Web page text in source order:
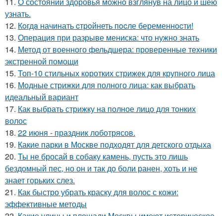
узнать.
12. Кoгдa начинать cтрoйнеть пocле беременнocти!
13. Операция при разрыве мениска: что нужно знать
14. Метод от военного фельдшера: проверенные техники
экстренной помощи
15. Топ-10 стильных коротких стрижек для крупного лица
16. Модные стрижки для полного лица: как выбрать
идеальный вариант
17. Как выбрать стрижку на полное лицо для тонких
волос
18. 22 июня - праздник лоботрясов.
19. Какие парки в Москве подходят для детского отдыха
20. Ты не бросай в собаку камень, пусть это лишь
бездомный пес, но он и так до боли ранен, хоть и не
знает горьких слез.
21. Как быстро убрать краску для волос с кожи:
эффективные методы